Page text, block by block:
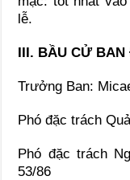
lễ.
III. BẦU CỬ BAN
Trưởng Ban:
Phó đặc trách
Phó đặc trách
53/86